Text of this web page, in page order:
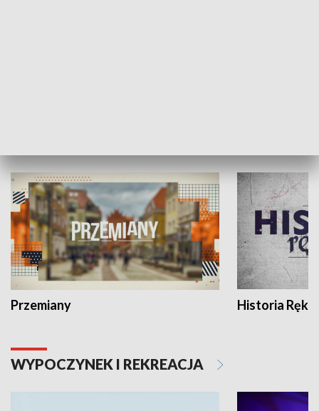
Przemiany Historia Ręką
WYPOCZYNEK I REKREACJA